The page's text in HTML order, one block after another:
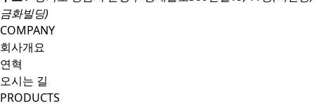
금화빌딩)
COMPANY
회사개요
연혁
오시는 길
PRODUCTS